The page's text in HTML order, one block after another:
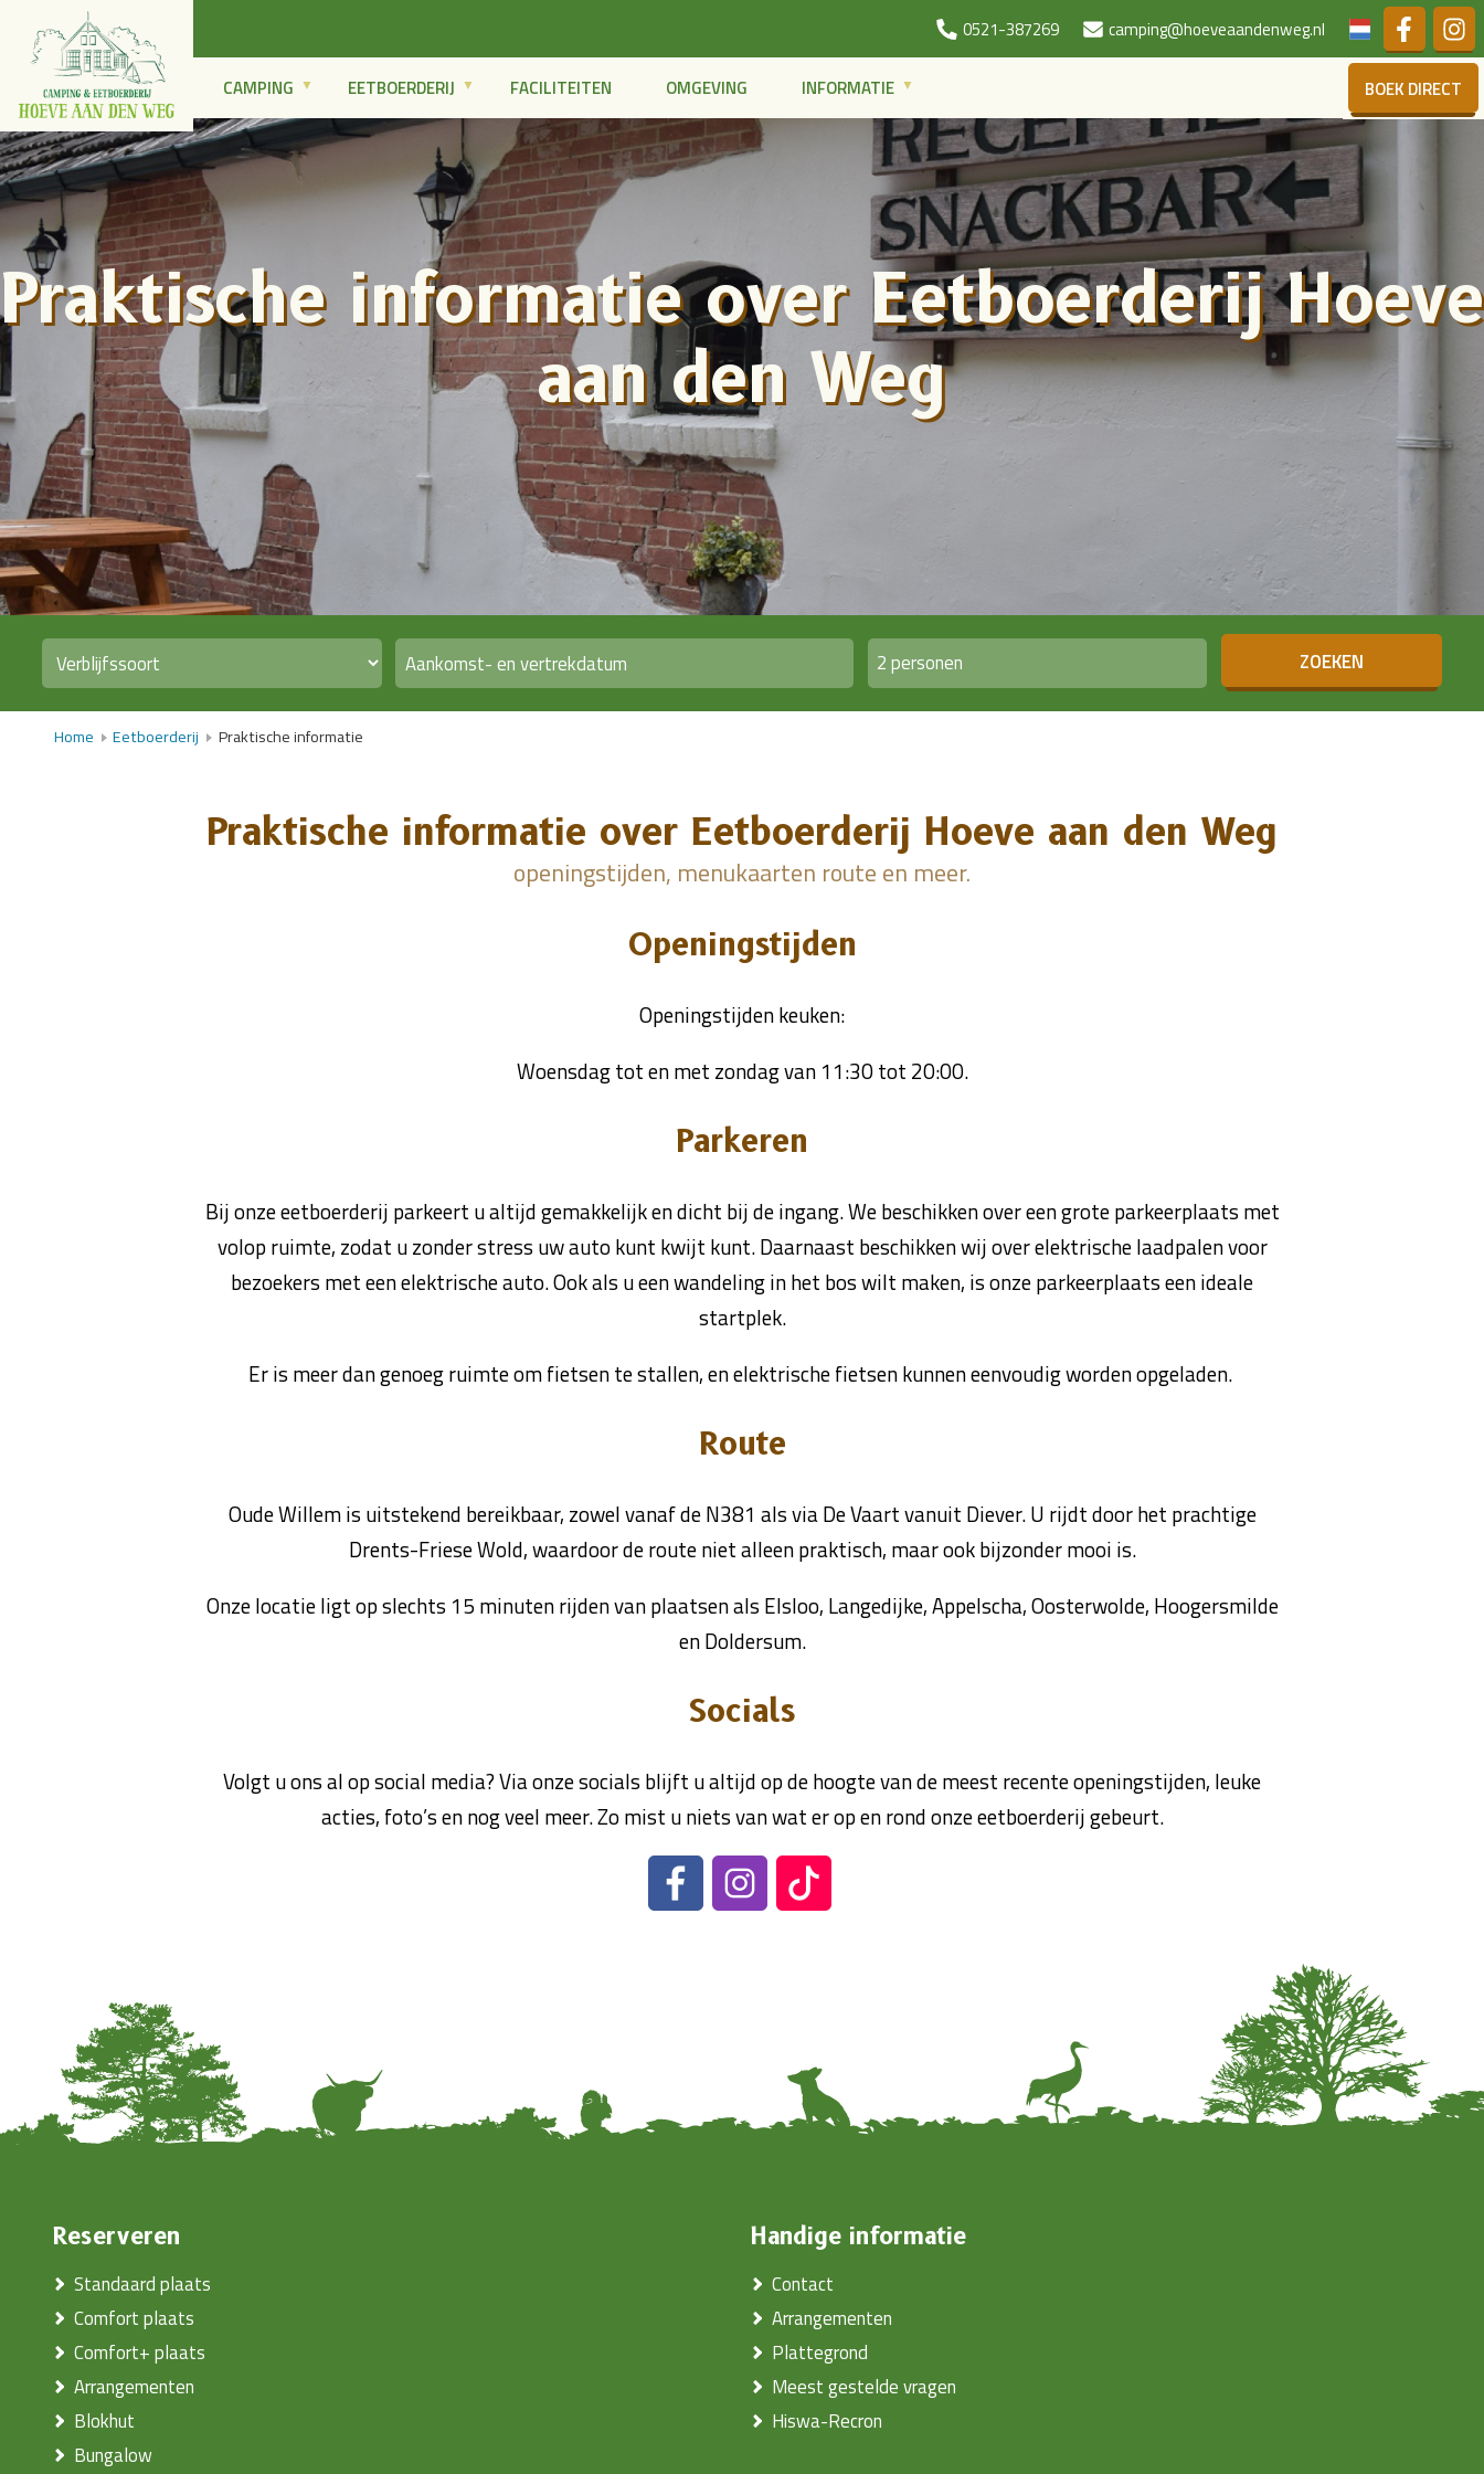
0521-387269 camping@hoeveaandenweg.nl Duits
CAMPING EETBOERDERIJ FACILITEITEN OMGEVING INFORMATIE BOEK DIRECT
Praktische informatie over Eetboerderij Hoeve
aan den Weg
2 personen ZOEKEN
Home Eetboerderij Praktische informatie
Praktische informatie over Eetboerderij Hoeve aan den Weg
openingstijden, menukaarten route en meer.
Openingstijden
Openingstijden keuken:
Woensdag tot en met zondag van 11:30 tot 20:00.
Parkeren
Bij onze eetboerderij parkeert u altijd gemakkelijk en dicht bij de ingang. We beschikken over een grote parkeerplaats met
volop ruimte, zodat u zonder stress uw auto kunt kwijt kunt. Daarnaast beschikken wij over elektrische laadpalen voor
bezoekers met een elektrische auto. Ook als u een wandeling in het bos wilt maken, is onze parkeerplaats een ideale
startplek.
Er is meer dan genoeg ruimte om fietsen te stallen, en elektrische fietsen kunnen eenvoudig worden opgeladen.
Route
Oude Willem is uitstekend bereikbaar, zowel vanaf de N381 als via De Vaart vanuit Diever. U rijdt door het prachtige
Drents-Friese Wold, waardoor de route niet alleen praktisch, maar ook bijzonder mooi is.
Onze locatie ligt op slechts 15 minuten rijden van plaatsen als Elsloo, Langedijke, Appelscha, Oosterwolde, Hoogersmilde
en Doldersum.
Socials
Volgt u ons al op social media? Via onze socials blijft u altijd op de hoogte van de meest recente openingstijden, leuke
acties, foto’s en nog veel meer. Zo mist u niets van wat er op en rond onze eetboerderij gebeurt.
Reserveren
Standaard plaats
Comfort plaats
Comfort+ plaats
Arrangementen
Blokhut
Bungalow
Handige informatie
Contact
Arrangementen
Plattegrond
Meest gestelde vragen
Hiswa-Recron